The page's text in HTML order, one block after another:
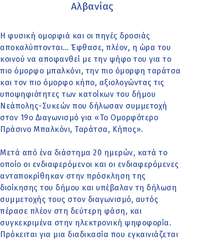
Αλβανίας
Η φυσική ομορφιά και οι πηγές δροσιάς
αποκαλύπτονται… Έφθασε, πλέον, η ώρα του
κοινού να αποφανθεί με την ψήφο του για το
πιο όμορφο μπαλκόνι, την πιο όμορφη ταράτσα
και τον πιο όμορφο κήπο, αξιολογώντας τις
υποψηφιότητες των κατοίκων του δήμου
Νεάπολης-Συκεών που δήλωσαν συμμετοχή
στον 19ο Διαγωνισμό για «Το Ομορφότερο
Πράσινο Μπαλκόνι, Ταράτσα, Κήπος».
Μετά από ένα διάστημα 20 ημερών, κατά το
οποίο οι ενδιαφερόμενοι και οι ενδιαφερόμενες
ανταποκρίθηκαν στην πρόσκληση της
διοίκησης του δήμου και υπέβαλαν τη δήλωση
συμμετοχής τους στον διαγωνισμό, αυτός
πέρασε πλέον στη δεύτερη φάση, και
συγκεκριμένα στην ηλεκτρονική ψηφοφορία.
Πρόκειται για μια διαδικασία που εγκαινιάζεται